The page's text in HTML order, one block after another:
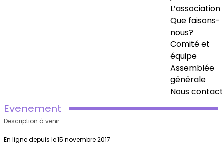
L’association
Que faisons-
nous?
Comité et
équipe
Assemblée
générale
Nous
Evenement
Description à venir...
En ligne depuis le 15 novembre 2017